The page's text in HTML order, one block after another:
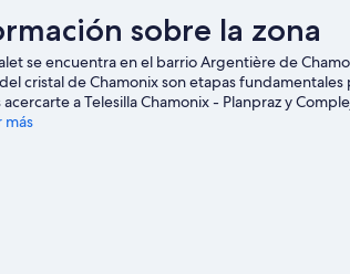
sobre la zona
se encuentra en el barrio Argentière de
cristal de Chamonix son etapas
a Telesilla Chamonix - Planpraz y
Pista de hielo de Chamonix y Parque de ocio
más